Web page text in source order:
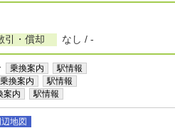
引・償却 なし / -
乗換案内 駅情報
乗換案内 駅情報
案内 駅情報
辺地図